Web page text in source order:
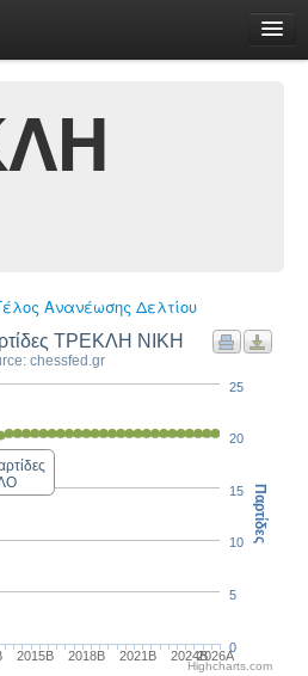
Ανανέωσης Δελτίου
ΤΡΕΚΛΗ ΝΙΚΗ
chessfed.gr
2015B 2018B 2021B 2024B2026A
0
5
10
15
20
25
Παρτίδες
Highcharts.com